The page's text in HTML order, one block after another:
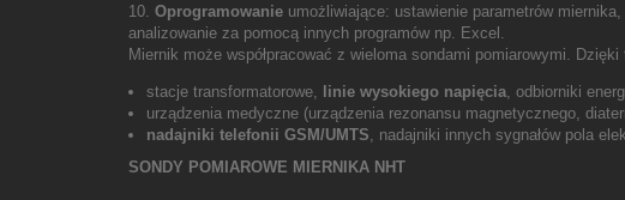
10. Oprogramowanie umożliwiające: ustawienie parametrów
analizowanie za pomocą innych programów np. Excel.
Miernik może współpracować z wieloma sondami pomiarowymi.
stacje transformatorowe, linie wysokiego napięcia, odbiorniki
urządzenia medyczne (urządzenia rezonansu magnetycznego,
nadajniki telefonii GSM/UMTS, nadajniki innych sygnałów pola
SONDY POMIAROWE MIERNIKA NHT